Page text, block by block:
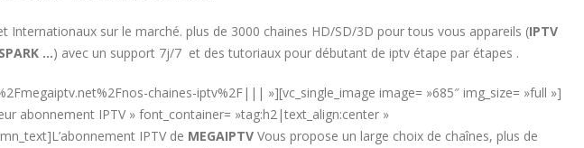
sur le marché. plus de 3000 chaines HD/SD/3D pour tous vous appareils (IPTV
…) avec un support 7j/7 et des tutoriaux pour débutant de iptv étape par étapes .
chaines-iptv%2F||| »][vc_single_image image= »685″ img_size= »full »]
abonnement IPTV » font_container= »tag:h2|text_align:center »
IPTV de MEGAIPTV Vous propose un large choix de chaînes, plus de